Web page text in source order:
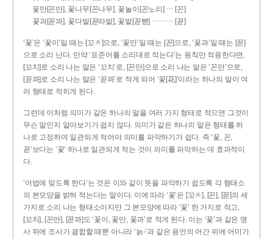
꽃만[꼰만], 꽃나무[꼰나무], 꽃놀이[꼰노리] … [꼰]
꽃과[꼳꽈], 꽃다발[꼳따발], 꽃밭[꼳빧] ……… [꼳]
‘꽃’은 ‘꽃이’일 때는 [꼬ㅊ]으로, ‘꽃만’일 때는 [꼰]으로, ‘꽃과’일 때는 [꼳]
으로 소리 난다. 만약 ‘표준어를 소리대로 적는다’는 원칙만 적용한다면,
[꼬치]로 소리 나는 말은 ‘꼬치’로, [꼰만]으로 소리 나는 말은 ‘꼰만’으로,
[꼳꽈]로 소리 나는 말은 ‘꼳꽈’로 적게 되어 ‘꽃[花]’이라는 하나의 말이 여
러 형태로 적히게 된다.
그런데 이처럼 의미가 같은 하나의 말을 여러 가지 형태로 적으면 그것이
무슨 말인지 알아보기가 쉽지 않다. 의미가 같은 하나의 말은 형태를 하
나로 고정하여 일관되게 적어야 의미를 파악하기가 쉽다. 즉 ‘꽃, 꼰,
꼳’보다는 ‘꽃’ 하나로 일관되게 적는 것이 의미를 파악하는 데 효과적이
다.
‘어법에 맞도록 한다’는 것은 이와 같이 뜻을 파악하기 쉽도록 각 형태소
의 본모양을 밝혀 적는다는 말이다. 이에 따라 ‘꽃’은 [꼬ㅊ], [꼰], [꼳]의 세
가지로 소리 나는 형태소이지만 그 본모양에 따라 ‘꽃’ 한 가지로 적고,
[꼬치], [꼰만], [꼳꽈]도 ‘꽃이, 꽃만, 꽃과’로 적게 된다. 이는 ‘꽃’과 같은 명
사 뒤에 조사가 결합할 때뿐 아니라 ‘늙-’과 같은 용언의 어간 뒤에 어미가